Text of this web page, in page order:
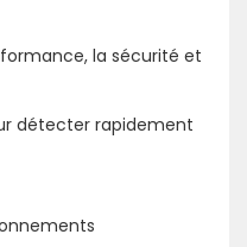
la sécurité et
détecter rapidement